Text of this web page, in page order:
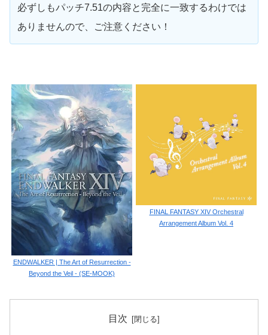
必ずしもパッチ7.51の内容と完全に一致するわけでは
ありませんので、ご注意ください！
ENDWALKER | The Art of Resurrection -
Beyond the Veil - (SE-MOOK)
FINAL FANTASY XIV Orchestral
Arrangement Album Vol. 4
目次